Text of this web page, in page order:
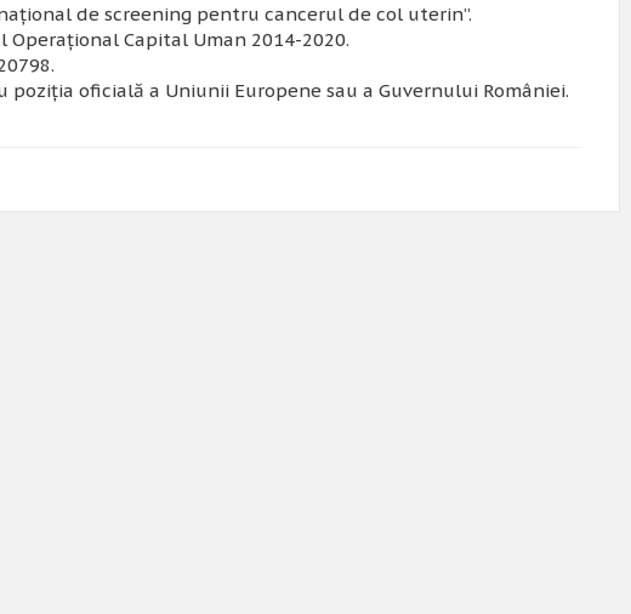
de screening pentru cancerul de col uterin”.
Capital Uman 2014-2020.
oficială a Uniunii Europene sau a Guvernului României.